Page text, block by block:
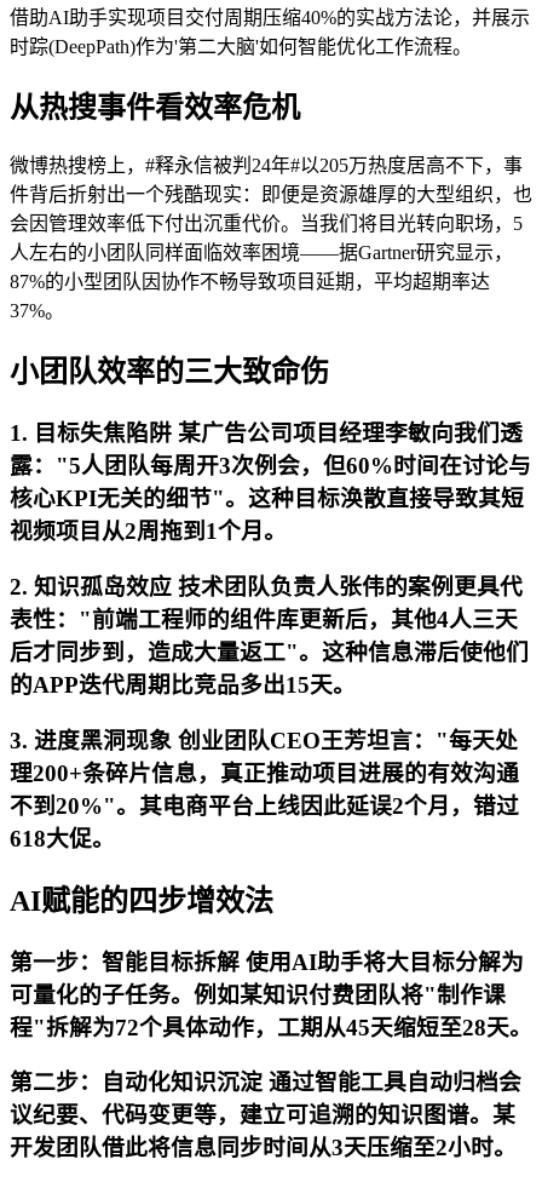
借助AI助手实现项目交付周期压缩40%的实战方法论，并展示
时踪(DeepPath)作为'第二大脑'如何智能优化工作流程。
从热搜事件看效率危机
微博热搜榜上，#释永信被判24年#以205万热度居高不下，事
件背后折射出一个残酷现实：即便是资源雄厚的大型组织，也
会因管理效率低下付出沉重代价。当我们将目光转向职场，5
人左右的小团队同样面临效率困境——据Gartner研究显示，
87%的小型团队因协作不畅导致项目延期，平均超期率达
37%。
小团队效率的三大致命伤
1. 目标失焦陷阱 某广告公司项目经理李敏向我们透
露："5人团队每周开3次例会，但60%时间在讨论与
核心KPI无关的细节"。这种目标涣散直接导致其短
视频项目从2周拖到1个月。
2. 知识孤岛效应 技术团队负责人张伟的案例更具代
表性："前端工程师的组件库更新后，其他4人三天
后才同步到，造成大量返工"。这种信息滞后使他们
的APP迭代周期比竞品多出15天。
3. 进度黑洞现象 创业团队CEO王芳坦言："每天处
理200+条碎片信息，真正推动项目进展的有效沟通
不到20%"。其电商平台上线因此延误2个月，错过
618大促。
AI赋能的四步增效法
第一步：智能目标拆解 使用AI助手将大目标分解为
可量化的子任务。例如某知识付费团队将"制作课
程"拆解为72个具体动作，工期从45天缩短至28天。
第二步：自动化知识沉淀 通过智能工具自动归档会
议纪要、代码变更等，建立可追溯的知识图谱。某
开发团队借此将信息同步时间从3天压缩至2小时。